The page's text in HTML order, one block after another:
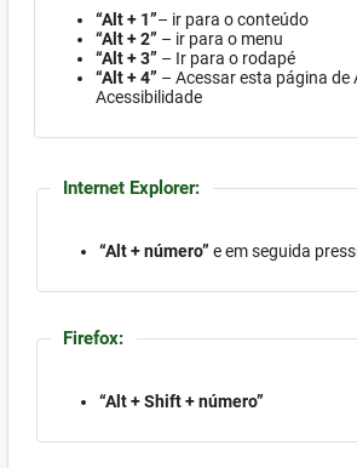
“Alt + 1”– ir para o conteúdo
“Alt + 2” – ir para o menu
“Alt + 3” – Ir para o rodapé
“Alt + 4” – Acessar esta página de
Acessibilidade
Internet Explorer:
“Alt + número” e em seguida
Firefox:
“Alt + Shift + número”